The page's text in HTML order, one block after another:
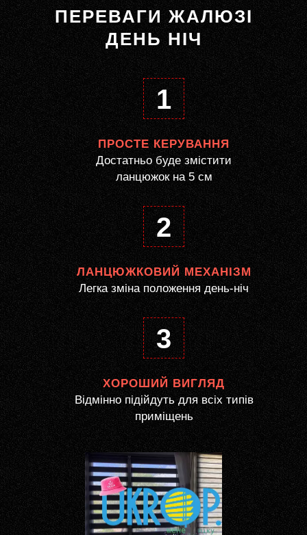
ПЕРЕВАГИ ЖАЛЮЗІ
ДЕНЬ НІЧ
1
ПРОСТЕ КЕРУВАННЯ
Достатньо буде змістити
ланцюжок на 5 см
2
ЛАНЦЮЖКОВИЙ МЕХАНІЗМ
Легка зміна положення день-ніч
3
ХОРОШИЙ ВИГЛЯД
Відмінно підійдуть для всіх типів
приміщень